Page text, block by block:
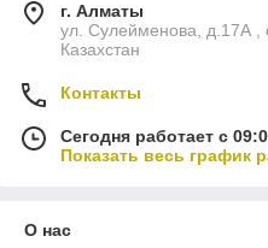
г. Алматы
ул. Сулейменова, д.17А
Казахстан
Контакты
Сегодня работает с
Показать весь график
О нас